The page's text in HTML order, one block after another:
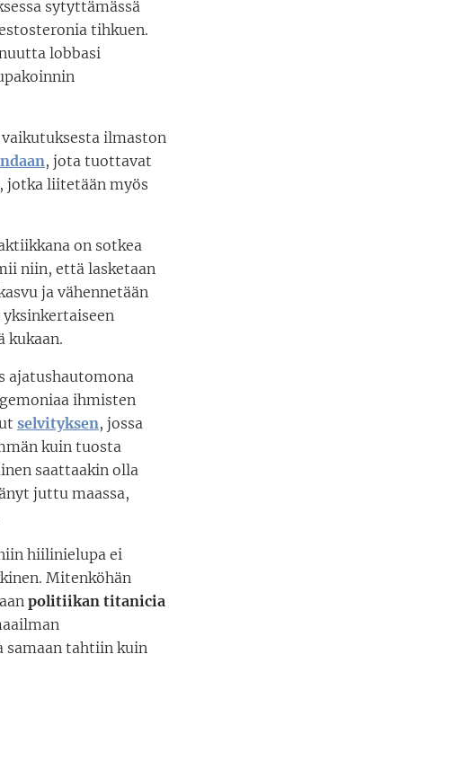
sytyttämässä
tihkuen.
lobbasi
ilmaston
, jota tuottavat
jotka liitetään myös
on sotkea
niin, että lasketaan
ja vähennetään
kukaan.
ajatushautomona
ihmisten
selvityksen, jossa
kuin tuosta
saattaakin olla
juttu maassa,
hiilinielupa ei
Mitenköhän
politiikan titanicia
samaan tahtiin kuin